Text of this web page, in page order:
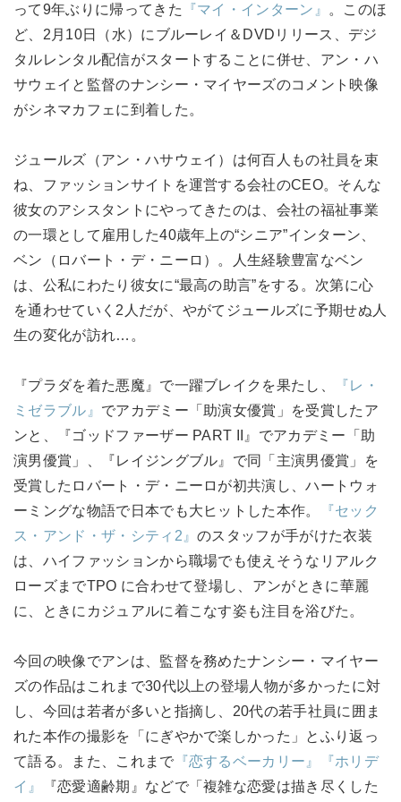
って9年ぶりに帰ってきた
『マイ・インターン』
。このほ
ど、2月10日（水）にブルーレイ＆DVDリリース、デジ
タルレンタル配信がスタートすることに併せ、アン・ハ
サウェイと監督のナンシー・マイヤーズのコメント映像
がシネマカフェに到着した。
ジュールズ（アン・ハサウェイ）は何百人もの社員を束
ね、ファッションサイトを運営する会社のCEO。そんな
彼女のアシスタントにやってきたのは、会社の福祉事業
の一環として雇用した40歳年上の“シニア”インターン、
ベン（ロバート・デ・ニーロ）。人生経験豊富なベン
は、公私にわたり彼女に“最高の助言”をする。次第に心
を通わせていく2人だが、やがてジュールズに予期せぬ人
生の変化が訪れ…。
『プラダを着た悪魔』で一躍ブレイクを果たし、
『レ・
ミゼラブル』 でアカデミー「助演女優賞」を受賞したア
ンと、『ゴッドファーザー PART II』でアカデミー「助
演男優賞」、『レイジングブル』で同「主演男優賞」を
受賞したロバート・デ・ニーロが初共演し、ハートウォ
ーミングな物語で日本でも大ヒットした本作。
『セック
ス・アンド・ザ・シティ2』のスタッフが手がけた衣装
は、ハイファッションから職場でも使えそうなリアルク
ローズまでTPO に合わせて登場し、アンがときに華麗
に、ときにカジュアルに着こなす姿も注目を浴びた。
今回の映像でアンは、監督を務めたナンシー・マイヤー
ズの作品はこれまで30代以上の登場人物が多かったに対
し、今回は若者が多いと指摘し、20代の若手社員に囲ま
れた本作の撮影を「にぎやかで楽しかった」とふり返っ
て語る。また、これまで 『恋するベーカリー』
『ホリデ
イ』
『恋愛適齢期』などで「複雑な恋愛は描き尽くした